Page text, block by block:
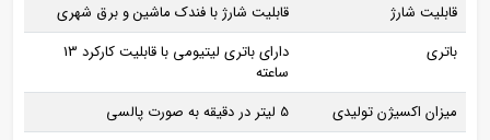
قابلیت شارژ
قابلیت شارژ با فندک ماشین و برق شهری
باتری
دارای باتری لیتیومی با قابلیت کارکرد 13
ساعته
میزان اکسیژن تولیدی
5 لیتر در دقیقه به صورت پالسی